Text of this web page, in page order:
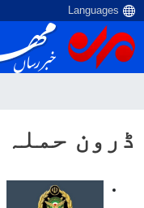
ڈرون حملہ